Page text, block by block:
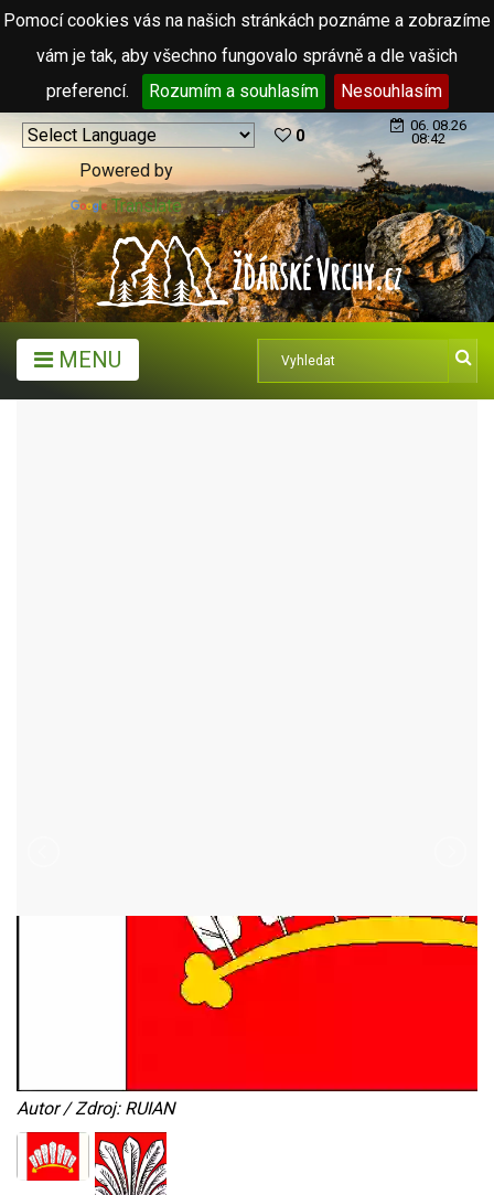
Pomocí cookies vás na našich stránkách poznáme a zobrazíme
vám je tak, aby všechno fungovalo správně a dle vašich
preferencí.
Rozumím a souhlasím Nesouhlasím
Powered by
Translate
0
06. 08.26
08:42
MENU
Autor / Zdroj: RUIAN